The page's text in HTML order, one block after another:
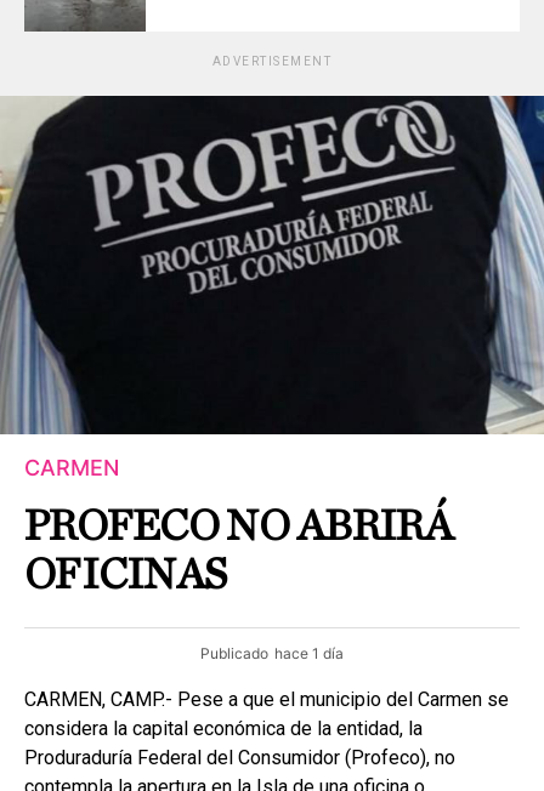
ADVERTISEMENT
CARMEN
PROFECO NO ABRIRÁ
OFICINAS
Publicado hace 1 día
CARMEN, CAMP.- Pese a que el municipio del Carmen se
considera la capital económica de la entidad, la
Produraduría Federal del Consumidor (Profeco), no